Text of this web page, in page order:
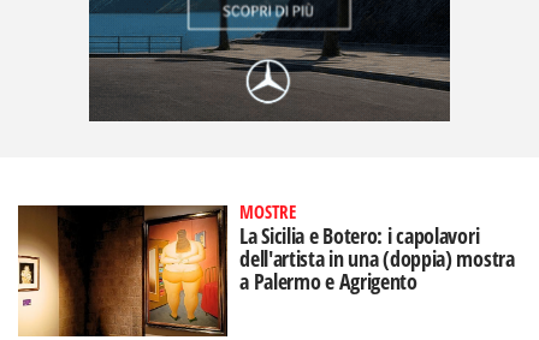
MOSTRE
La Sicilia e Botero: i capolavori
dell'artista in una (doppia) mostra
a Palermo e Agrigento